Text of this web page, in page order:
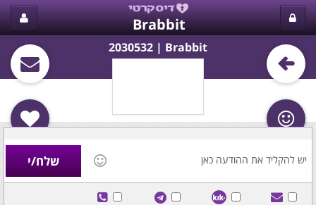
Brabbit
Brabbit‏ | 2030532